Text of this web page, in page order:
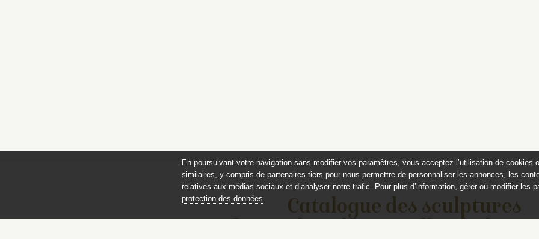
Catalogue des sculptures
En poursuivant votre navigation sans modifier vos paramètres, vous acceptez l’utilisation de cookies
similaires, y compris de partenaires tiers pour nous permettre de personnaliser les annonces, les
relatives aux médias sociaux et d’analyser notre trafic. Pour plus d’information, gérer ou modifier les
protection des données